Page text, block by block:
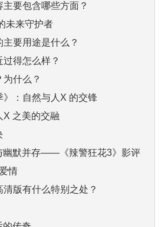
要包含哪些方面？
未来守护者
要用途是什么？
得怎么样？
什么？
：自然与人X 的交锋
X 之美的交融
幽默并存——《辣警狂花3》影评
情
版有什么特别之处？